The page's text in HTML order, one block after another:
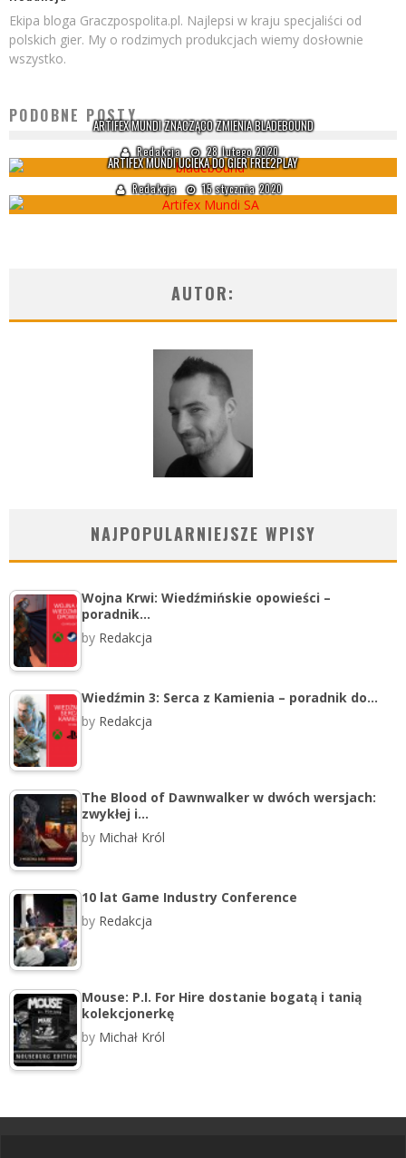
Ekipa bloga Graczpospolita.pl. Najlepsi w kraju specjaliści od
polskich gier. My o rodzimych produkcjach wiemy dosłownie
wszystko.
PODOBNE POSTYARTIFEX MUNDI ZNACZĄCO ZMIENIA BLADEBOUND
Redakcja 28 lutego 2020
ARTIFEX MUNDI UCIEKA DO GIER FREE2PLAY
Redakcja 15 stycznia 2020
AUTOR:
NAJPOPULARNIEJSZE WPISY
Wojna Krwi: Wiedźmińskie opowieści –
poradnik…
by Redakcja
Wiedźmin 3: Serca z Kamienia – poradnik do…
by Redakcja
The Blood of Dawnwalker w dwóch wersjach:
zwykłej i…
by Michał Król
10 lat Game Industry Conference
by Redakcja
Mouse: P.I. For Hire dostanie bogatą i tanią
kolekcjonerkę
by Michał Król